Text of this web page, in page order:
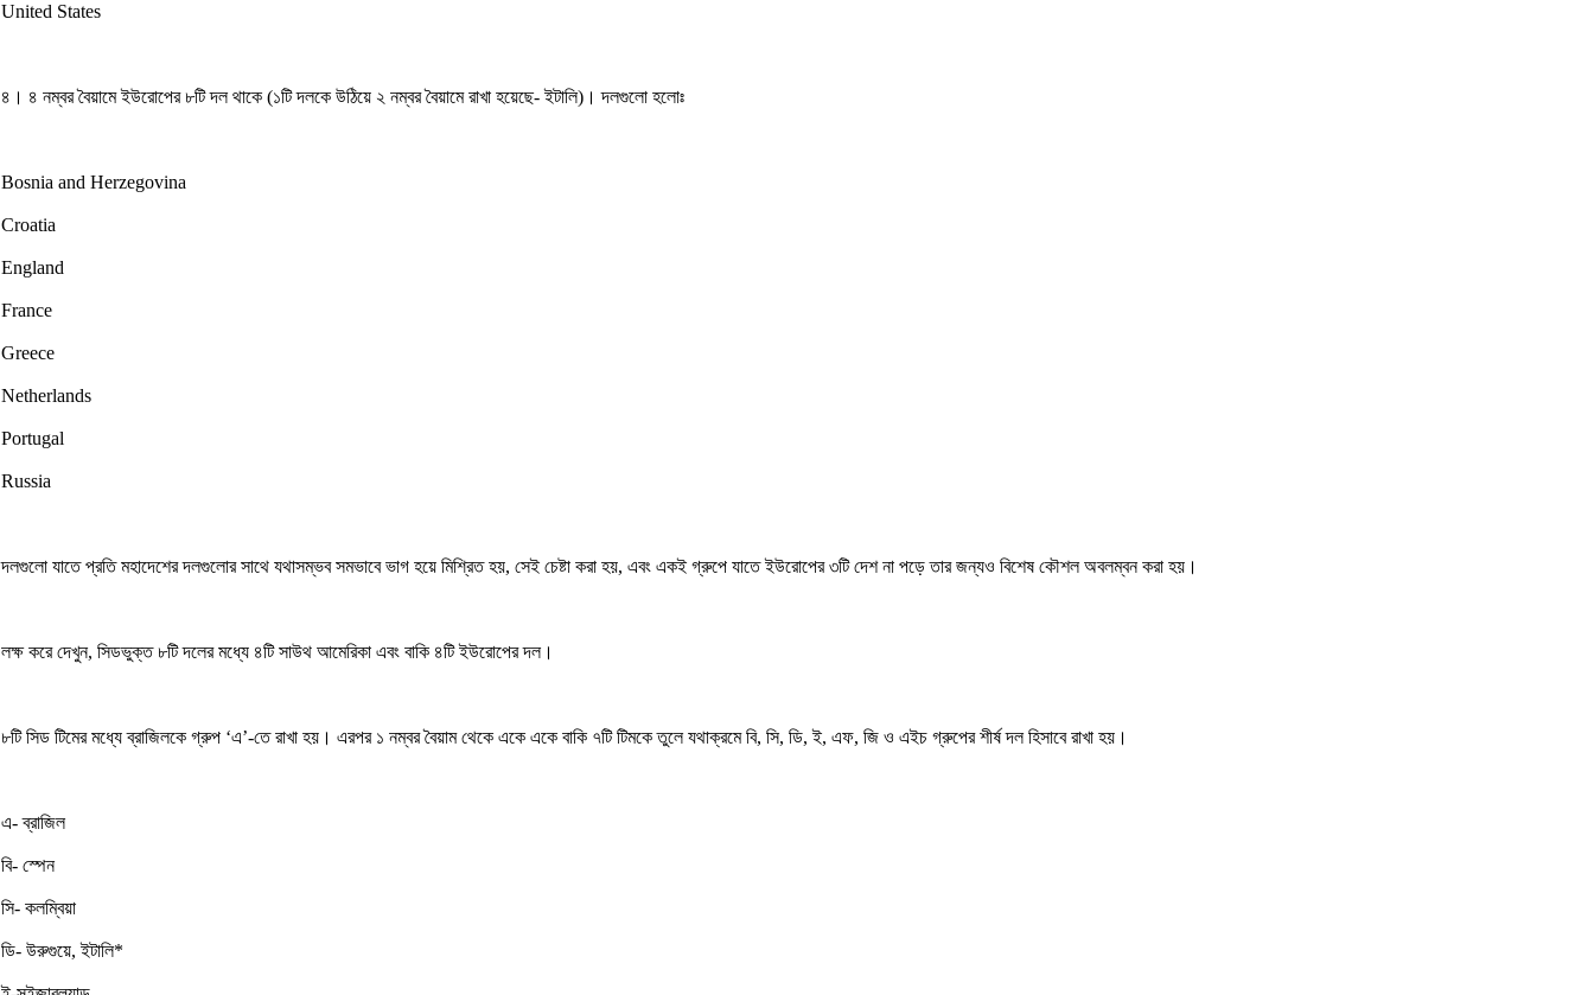
United States
৪। ৪ নম্বর বৈয়ামে ইউরোপের ৮টি দল থাকে (১টি দলকে উঠিয়ে ২ নম্বর বৈয়ামে রাখা হয়েছে- ইটালি)। দলগুলো হলোঃ
Bosnia and Herzegovina
Croatia
England
France
Greece
Netherlands
Portugal
Russia
দলগুলো যাতে প্রতি মহাদেশের দলগুলোর সাথে যথাসম্ভব সমভাবে ভাগ হয়ে মিশ্রিত হয়, সেই চেষ্টা করা হয়, এবং একই গ্রুপে যাতে ইউরোপের ৩টি দেশ না পড়ে তার জন্যও বিশেষ কৌশল অবলম্বন করা হয়।
লক্ষ করে দেখুন, সিডভুক্ত ৮টি দলের মধ্যে ৪টি সাউথ আমেরিকা এবং বাকি ৪টি ইউরোপের দল।
৮টি সিড টিমের মধ্যে ব্রাজিলকে গ্রুপ ‘এ’-তে রাখা হয়। এরপর ১ নম্বর বৈয়াম থেকে একে একে বাকি ৭টি টিমকে তুলে যথাক্রমে বি, সি, ডি, ই, এফ, জি ও এইচ গ্রুপের শীর্ষ দল হিসাবে রাখা হয়।
এ- ব্রাজিল
বি- স্পেন
সি- কলম্বিয়া
ডি- উরুগুয়ে, ইটালি*